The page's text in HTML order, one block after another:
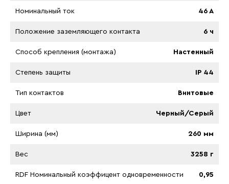
Номинальный ток 46 A
Положение заземляющего контакта 6 ч
Способ крепления (монтажа) Настенный
Степень защиты IP 44
Тип контактов Винтовые
Цвет Черный/Серый
Ширина (мм) 260 мм
Вес 3258 г
RDF Номинальный коэффицент одновременности 0,95